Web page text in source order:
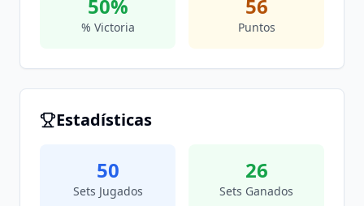
50%
% Victoria
56
Puntos
Estadísticas
50
Sets Jugados
26
Sets Ganados